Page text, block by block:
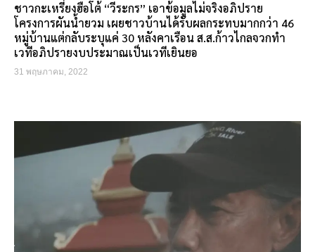
ชาวกะเหรี่ยงฮือโต้ “วีระกร” เอาข้อมูลไม่จริงอภิปราย
โครงการผันน้ำยวม เผยชาวบ้านได้รับผลกระทบมากกว่า 46
หมู่บ้านแต่กลับระบุแค่ 30 หลังคาเรือน ส.ส.ก้าวไกลจวกทำ
เวทีอภิปรายงบประมาณเป็นเวทีเยินยอ
31 พฤษภาคม, 2022